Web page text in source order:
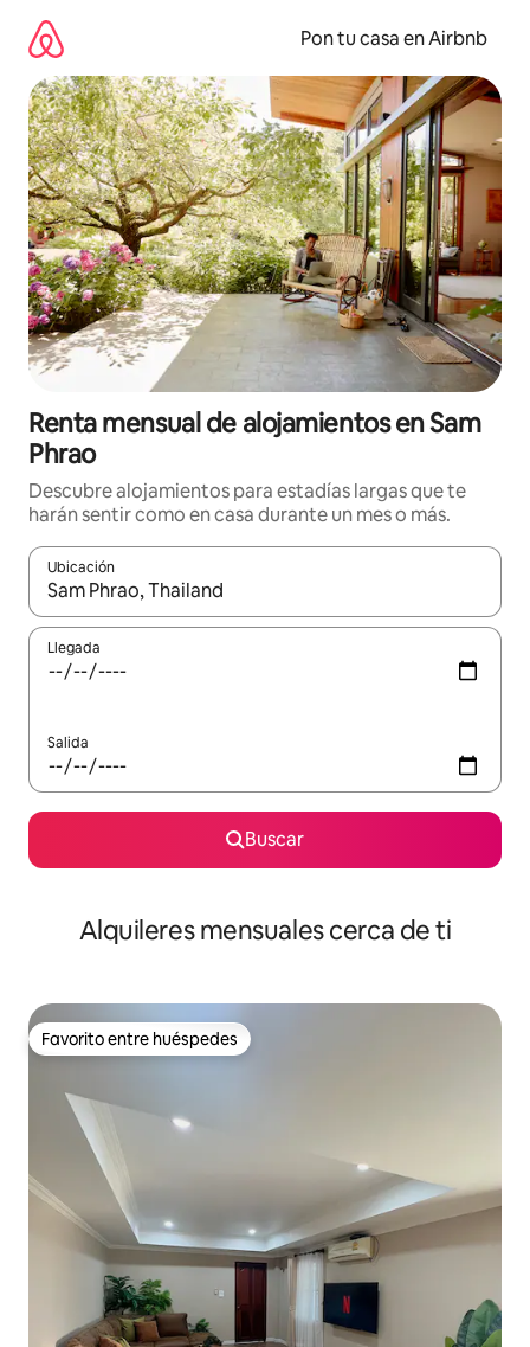
contenido
Pon tu casa en Airbnb
Renta mensual de alojamientos en Sam
Phrao
Descubre alojamientos para estadías largas que te
harán sentir como en casa durante un mes o más.
Ubicación
Cuando los resultados estén disponibles, navega con las
Llegada
Salida
Buscar
Alquileres mensuales cerca de ti
Favorito entre huéspedes
Favorito entre huéspedes